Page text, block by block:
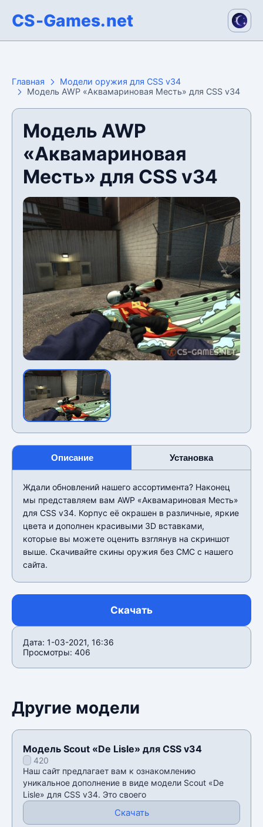
CS-Games.net
Главная
Модели оружия для CSS v34
Модель AWP «Аквамариновая Месть» для CSS v34
Модель AWP
«Аквамариновая
Месть» для CSS v34
Описание Установка
Ждали обновлений нашего ассортимента? Наконец
мы представляем вам AWP «Аквамариновая Месть»
для CSS v34. Корпус её окрашен в различные, яркие
цвета и дополнен красивыми 3D вставками,
которые вы можете оценить взглянув на скриншот
выше. Скачивайте скины оружия без СМС с нашего
сайта.
Скачать
Дата: 1-03-2021, 16:36
Просмотры: 406
Другие модели
Модель Scout «De Lisle» для CSS v34
420
Наш сайт предлагает вам к ознакомлению
уникальное дополнение в виде модели Scout «De
Lisle» для CSS v34. Это своего
Скачать